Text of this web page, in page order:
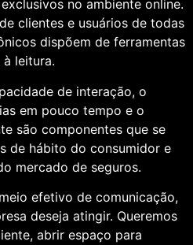
no ambiente online.
clientes e usuários de todas
dispõem de ferramentas
leitura.
de interação, o
em pouco tempo e o
são componentes que se
de hábito do consumidor e
mercado de seguros.
efetivo de comunicação,
deseja atingir. Queremos
abrir espaço para